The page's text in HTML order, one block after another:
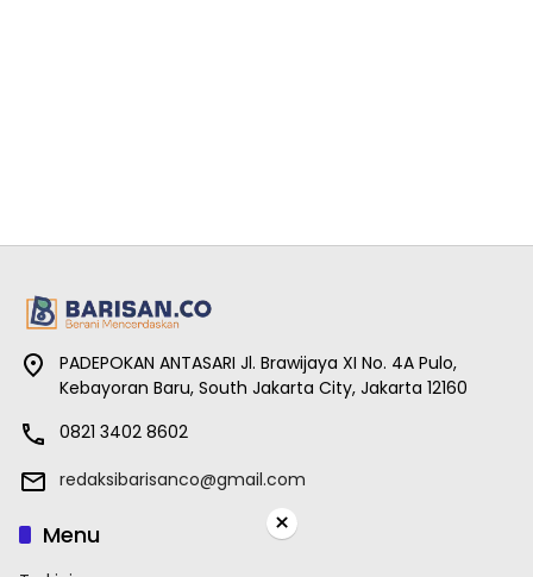
PADEPOKAN ANTASARI Jl. Brawijaya XI No. 4A Pulo,
Kebayoran Baru, South Jakarta City, Jakarta 12160
0821 3402 8602
redaksibarisanco@gmail.com
Menu ×